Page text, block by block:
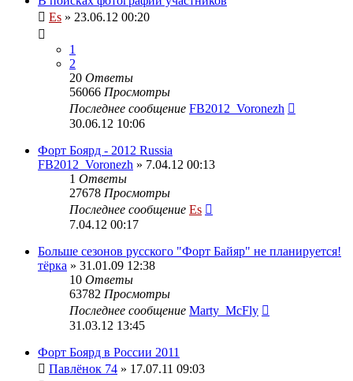
Es » 23.06.12 00:20
1
2
20 Ответы
56066 Просмотры
Последнее сообщение FB2012_Voronezh
30.06.12 10:06
Форт Боярд - 2012 Russia
FB2012_Voronezh » 7.04.12 00:13
1 Ответы
27678 Просмотры
Последнее сообщение Es
7.04.12 00:17
Больше сезонов русского "Форт Байяр" не планируется!
тёрка » 31.01.09 12:38
10 Ответы
63782 Просмотры
Последнее сообщение Marty_McFly
31.03.12 13:45
Форт Боярд в России 2011
Павлёнок 74 » 17.07.11 09:03